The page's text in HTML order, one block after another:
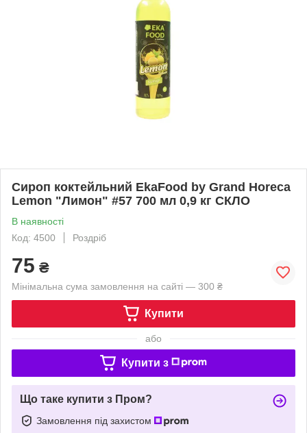
Сироп коктейльний EkaFood by Grand Horeca
Lemon "Лимон" #57 700 мл 0,9 кг СКЛО
В наявності
Код: 4500
Роздріб
75 ₴
Мінімальна сума замовлення на сайті — 300 ₴
Купити
або
Купити з
Що таке купити з Пром?
Замовлення під захистом